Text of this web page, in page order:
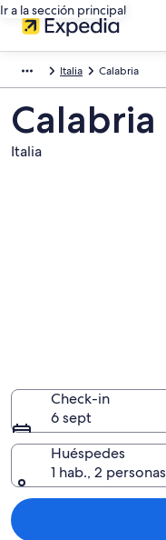
Ir a la sección principal
Italia Calabria
Calabria
Italia
Check-in
6 sept
Huéspedes
1 hab., 2 personas